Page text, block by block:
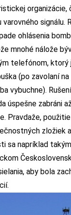
organizácie,
varovného signálu.
ohlásenia
mnohé nálože
telefónom, ktorý
(po zavolaní
vybuchne).
úspešne zabráni
Pravdaže,
zložiek
sa napríklad
aby bola